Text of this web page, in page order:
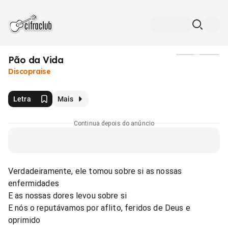
Pão da Vida
Discopraise
Letra Mais
Continua depois do anúncio
Verdadeiramente, ele tomou sobre si as nossas
enfermidades
E as nossas dores levou sobre si
E nós o reputávamos por aflito, feridos de Deus e
oprimido